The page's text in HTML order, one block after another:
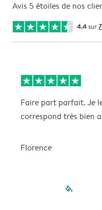
Avis 5 étoiles de nos
4.4sur
Faire part parfait. Je
correspond très bien
Florence